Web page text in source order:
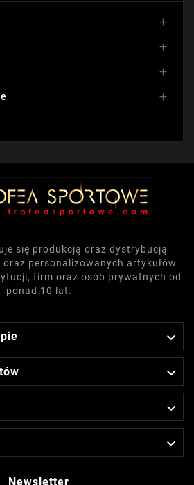




się produkcją oraz dystrybucją
personalizowanych artykułów
firm oraz osób prywatnych od
ponad 10 lat.




Newsletter